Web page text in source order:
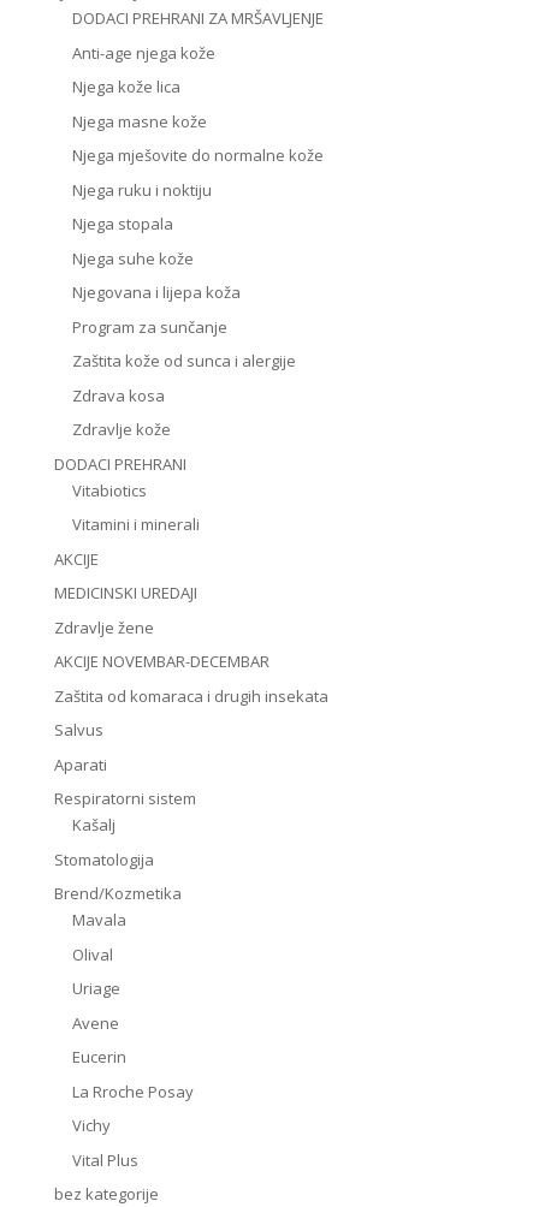
DODACI PREHRANI ZA MRŠAVLJENJE
Anti-age njega kože
Njega kože lica
Njega masne kože
Njega mješovite do normalne kože
Njega ruku i noktiju
Njega stopala
Njega suhe kože
Njegovana i lijepa koža
Program za sunčanje
Zaštita kože od sunca i alergije
Zdrava kosa
Zdravlje kože
DODACI PREHRANI
Vitabiotics
Vitamini i minerali
AKCIJE
MEDICINSKI UREDAJI
Zdravlje žene
AKCIJE NOVEMBAR-DECEMBAR
Zaštita od komaraca i drugih insekata
Salvus
Aparati
Respiratorni sistem
Kašalj
Stomatologija
Brend/Kozmetika
Mavala
Olival
Uriage
Avene
Eucerin
La Rroche Posay
Vichy
Vital Plus
bez kategorije